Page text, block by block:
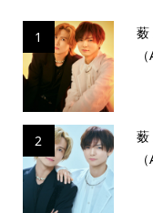
1
薮
2
薮